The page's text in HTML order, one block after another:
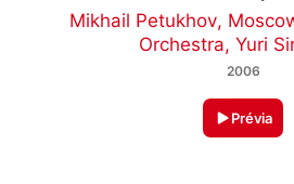
Mikhail Petukhov,
Orchestra, Yuri
2006
Prévia